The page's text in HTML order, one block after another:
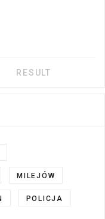
MILEJÓW
POLICJA